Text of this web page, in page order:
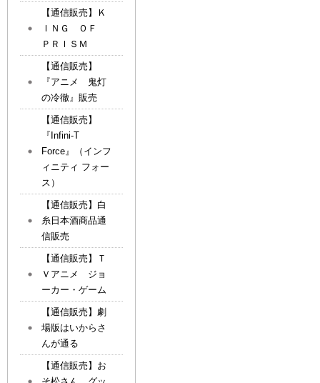
【通信販売】Ｋ
ＩＮＧ ＯＦ
ＰＲＩＳＭ
【通信販売】
『アニメ 鬼灯
の冷徹』販売
【通信販売】
『Infini-T
Force』（インフ
ィニティ フォー
ス）
【通信販売】白
糸日本酒商品通
信販売
【通信販売】Ｔ
Ｖアニメ ジョ
ーカー・ゲーム
【通信販売】劇
場版はいからさ
んが通る
【通信販売】お